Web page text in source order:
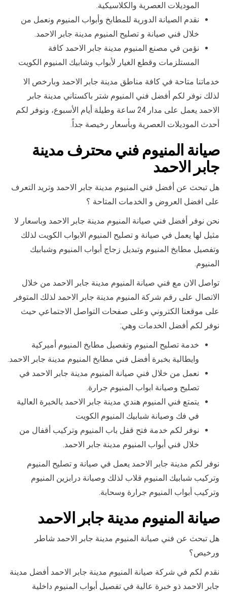
الموديلات العصرية والكلاسيكية.
نقدم الصيانة الدورية للمطابخ وأبواب المنيوم ونعمل من
خلال فني صيانة و تصليح المنيوم مدينة جابر الاحمد.
نؤمن في مصنع المنيوم مدينة جابر الاحمد كافة
المستلزمات وقطع الغيار لأبواب وشابيك المنيوم الكويت
خدماتنا متاحة في كافة مناطق مدينة جابر الاحمد وبارخص الا
لذلك نوفر لكم أفضل فني المنيوم شتر باكستاني مدينة جابر
الاحمد يعمل على مدار 24 ساعة وطيلة أيام الأسبوع، ونوفر لكم
أحدث الموديلات العصرية وبأسعار رخيصة جداً.
صيانة المنيوم فني محترف مدينة
جابر الاحمد
هل تبحث عن أفضل فني المنيوم مدينة جابر الاحمد وتريد التعرف
على افضل العروض و الخدمات المتاحة ؟
نحن نوفر أفضل فني صيانة المنيوم مدينة جابر الاحمد وباسعار لا
مثيل لها يعمل في صيانة و تصليح المنيوم الابواب الكويت لذلك
وتفصيل مطابخ المنيوم وتبديل زجاج أبواب المنيوم وشبابيك
المنيوم.
تواصل الان مع فني صيانة المنيوم مدينة جابر الاحمد من خلال
الاتصال على رقم شركة المنيوم مدينة جابر الاحمد لذلك المتوفر
على موقعنا الكتروني وعلى صفحات التواصل الاجتماعي حيث
نوفر لكم أفضل الخدمات وهي:
خدمة تصليح المنيوم وتفصيل مطابخ المنيوم أميركية
وايطالية بخبرة أفضل فني مطابخ المنيوم مدينة جابر الاحمد.
نعمل من خلال فني صيانة المنيوم مدينة جابر الاحمد في
تصليح وصيانة ابواب المنيوم جرارة.
يتمتع فني المنيوم هندي مدينة جابر الاحمد بالخبرة العالية
في فك وصيانة شبابيك المنيوم الكويت
نوفر لكم خدمة فتح قفل باب المنيوم وتركيب أقفال من
خلال فني أبواب المنيوم مدينة جابر الاحمد.
نوفر لكم مدينة جابر الاحمد يعمل في صيانة و تصليح المنيوم
وتركيب شبابيك المنيوم قلاب لذلك وصيانة درابزين المنيوم
وتركيب أبواب المنيوم جرارة وسحابة.
صيانة المنيوم مدينة جابر الاحمد
هل تبحث عن فني صيانة المنيوم مدينة جابر الاحمد شاطر
ورخيص؟
نقدم لكم في شركة صيانة المنيوم مدينة جابر الاحمد أفضل مدينة
جابر الاحمد ذو خبرة عالية في تفصيل أبواب المنيوم داخلية